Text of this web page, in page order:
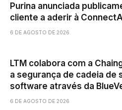
Purina anunciada
cliente a aderir à
6 DE AGOSTO DE 2026
LTM colabora com a
a segurança de cadeia de
software através da
6 DE AGOSTO DE 2026